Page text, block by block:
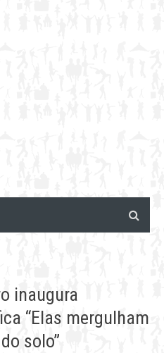
inaugura
“Elas mergulham
solo”